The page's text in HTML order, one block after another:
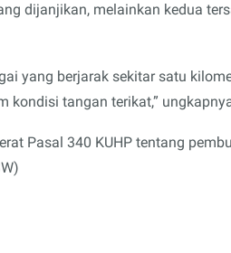
dijanjikan, melainkan kedua
yang berjarak sekitar satu
kondisi tangan terikat,”
Pasal 340 KUHP tentang